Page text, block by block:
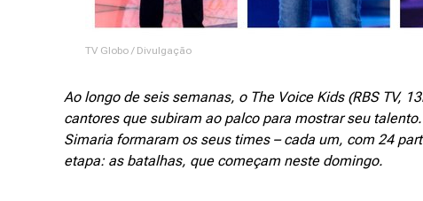
TV Globo / Divulgação
Ao longo de seis semanas, o The Voice Kids (RBS TV,
cantores que subiram ao palco para mostrar seu
Simaria formaram os seus times – cada um, com 24
etapa: as batalhas, que começam neste domingo.